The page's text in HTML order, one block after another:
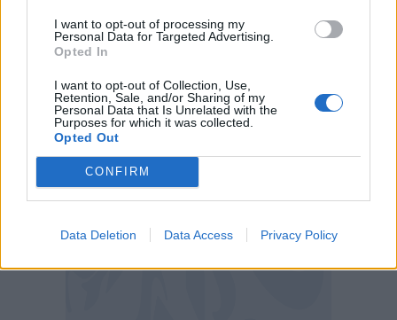
I want to opt-out of processing my
Personal Data for Targeted Advertising.
Opted In
I want to opt-out of Collection, Use,
Retention, Sale, and/or Sharing of my
Personal Data that Is Unrelated with the
Purposes for which it was collected.
Opted Out
CONFIRM
Data Deletion Data Access Privacy Policy
Under-21 nel settembre 2017. Poi, avendo
anche origini kosovare dal 2018 decide di
difendere la porta della nazionale maggiore
del Kosovo con cui ha collezionato fin qui
oltre 40 presenze.
Da tutta la famiglia neroverde,
Arijanet!"